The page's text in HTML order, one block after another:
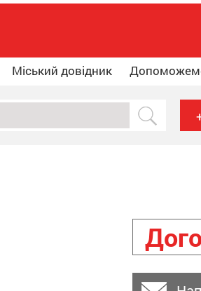
Міський довідник